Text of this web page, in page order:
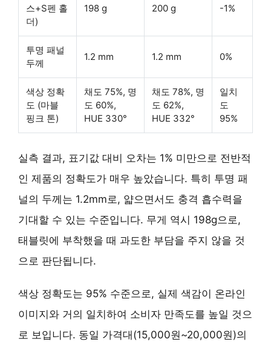
스+S펜 홀
더)
198 g 200 g -1%
투명 패널
두께
1.2 mm 1.2 mm 0%
색상 정확
도 (마블
핑크 톤)
채도 75%, 명
도 60%,
HUE 330°
채도 78%, 명
도 62%,
HUE 332°
일치
도
95%
실측 결과, 표기값 대비 오차는 1% 미만으로 전반적
인 제품의 정확도가 매우 높았습니다. 특히 투명 패
널의 두께는 1.2mm로, 얇으면서도 충격 흡수력을
기대할 수 있는 수준입니다. 무게 역시 198g으로,
태블릿에 부착했을 때 과도한 부담을 주지 않을 것
으로 판단됩니다.
색상 정확도는 95% 수준으로, 실제 색감이 온라인
이미지와 거의 일치하여 소비자 만족도를 높일 것으
로 보입니다. 동일 가격대(15,000원~20,000원)의